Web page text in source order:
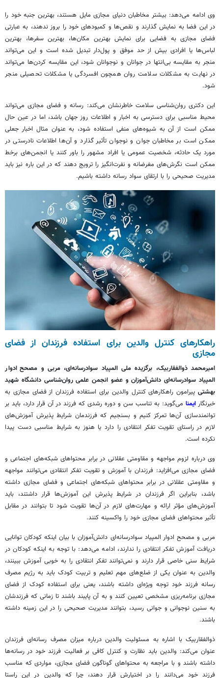
وی ادامه می‌دهد: بیشتر مخاطبان دنیای مجازی مایل هستند، بهترین جنبه خود را
در این فضا به نمایش گذارند و نقص‌ها و کمبودهای خود را بروز ندهند، به عبارتی
فضای مجازی به فضایی برای نمایش بهترین مکان‌ها، بهترین سفرها، بهترین
لباس‌ها یا افرادی بیش از حد موفق و پول‌دار تبدیل شده است و این می‌تواند
منجر به مقایسه بی‌انتها در جوانان و نوجوانان شود، این مقایسه کردن‌ها می‌تواند
در نهایت به مشکلات سلامت روان همچون افسردگی یا مشکلات تحصیلی منجر
شود.
این دکتری روان‌شناسی سلامت خاطرنشان می‌کند: رسانه و فضای مجازی می‌تواند
محیط مناسبی برای دسترسی به اخبار و اطلاعات روز جهان باشد، اما در عین حال
ممکن است از آن به شیوه‌های منفی استفاده شود، به عنوان مثال اخبار جعلی
ممکن است بر مخاطبان جوان و نوجوان تأثیر گذارد و آن‌ها اطلاعات نادرستی در
مورد یک حادثه، شخصیت عمومی یا افراد مشهور را باور کنند یا انجمن‌های برخط
ممکن است نگرش‌های مغرضانه و نفرت‌انگیز را ترویج دهند که در این باره نیز باید
مدیریت صحیحی را با ارتقای سواد رسانه داشته باشیم.
راهکارهای کنترل والدین برای استفاده فرزندان از فضای
مجازی‌
امیرمحمدذوالفقاربیک، برگزیده ملی المپیاد سوادرسانه‌ای، مربی و مصححادوار
المپیاد سوادرسانه‌ای دانش‌آموزان و عضو انجمن علمی روان‌شناسی دانشگاه شهید
بهشتی پیرامون راهکارهای کنترل والدین برای استفاده فرزندان از فضای مجازی به
خبرنگار ایمنا می‌گوید: به تناسب سن و دوره رشدی که فرزند در آن قرار دارد، باید بر
توانمندسازی آن‌ها تمرکز کنیم و بسنجیم که فرزندمان شرایط پذیرش آموزش‌های
لازم در راستای تقویت تفکر انتقادی را دارد یا هنوز به شرایط مناسبی دست پیدا
نکرده است.
وی درباره لزوم مواجهه و مقاومتی عقلانی در برابر محتواهای شبکه‌های اجتماعی و
فضای مجازی می‌افزاید: فرزندان با آموزش و تقویت تفکر انتقادی می‌توانند مواجهه
و مقاومتی عقلانی در برابر محتواهای شبکه‌های اجتماعی و فضای مجازی داشته
باشد، بنابراین اگر فرزندان در شرایط پذیرش این آموزش‌ها قرار داشتند، باید
آموزش‌های مؤثر ارائه و مهارت‌های لازم در آن‌ها تقویت شود تا بتوانند در مقابل
تأثیر محتواهای فضای مجازی خود را واکسینه کنند.
مربی و مصحح ادوار المپیاد سوادرسانه‌ای دانش‌آموزان با بیان اینکه کودکان توانایی
دریافت آموزش تفکر انتقادی را ندارند، ادامه می‌دهد: با توجه به اینکه کودکان در
شرایط سنی خاصی قرار دارند و نمی‌توانند تفکر انتقادی را به خوبی آموزش ببینند،
والدین به عنوان یکی از ضلع‌های مهم تعلیم و تربیت کودک باید به رژیم مصرف
رسانه فرزند خود توجه ویژه‌ای داشته باشند، یعنی برای استفاده کودک از فضای
مجازی برنامه‌ریزی مشخصی تعیین کنند و به آن پایبند باشند تا زمانی که فرزندشان
به سنین نوجوانی و جوانی رسید، بتوانند مدیریت صحیحی را در این زمینه داشته
باشند.
ذوالفقاربیک با اشاره به مسئولیت والدین درباره میزان مصرف رسانه‌ای فرزندان
عنوان می‌کند: والدین باید نظارت و کنترل کافی بر فعالیت فرزند خود در رسانه‌ها
داشته باشند و با مراجعه به محتواهای گوناگون فضای مجازی، مواردی که مناسب
فرزند خود می‌دانند را در اختیارش قرار دهند، چرا که والدین در این راستا